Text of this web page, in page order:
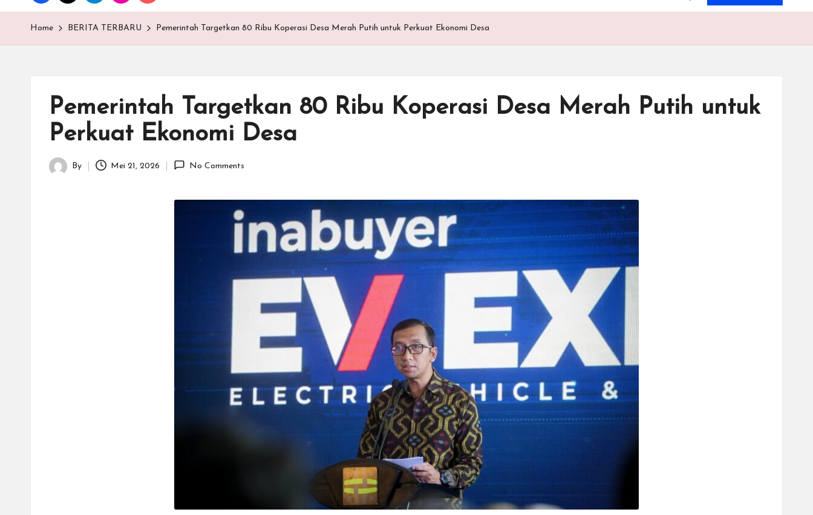
E
M
Home BERITA TERBARU Pemerintah Targetkan 80 Ribu Koperasi Desa Merah Putih untuk Perkuat Ekonomi Desa
Pemerintah Targetkan 80 Ribu Koperasi Desa Merah Putih untuk
Perkuat Ekonomi Desa
Posted
By Mei 21, 2026 No Comments